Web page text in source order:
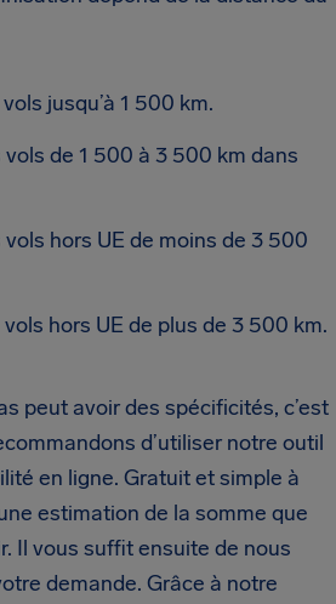
jusqu’à 1 500 km.
vols de 1 500 à 3 500 km dans
vols hors UE de moins de 3 500
hors UE de plus de 3 500 km.
peut avoir des spécificités, c’est
d’utiliser notre outil
en ligne. Gratuit et simple à
estimation de la somme que
Il vous suffit ensuite de nous
demande. Grâce à notre